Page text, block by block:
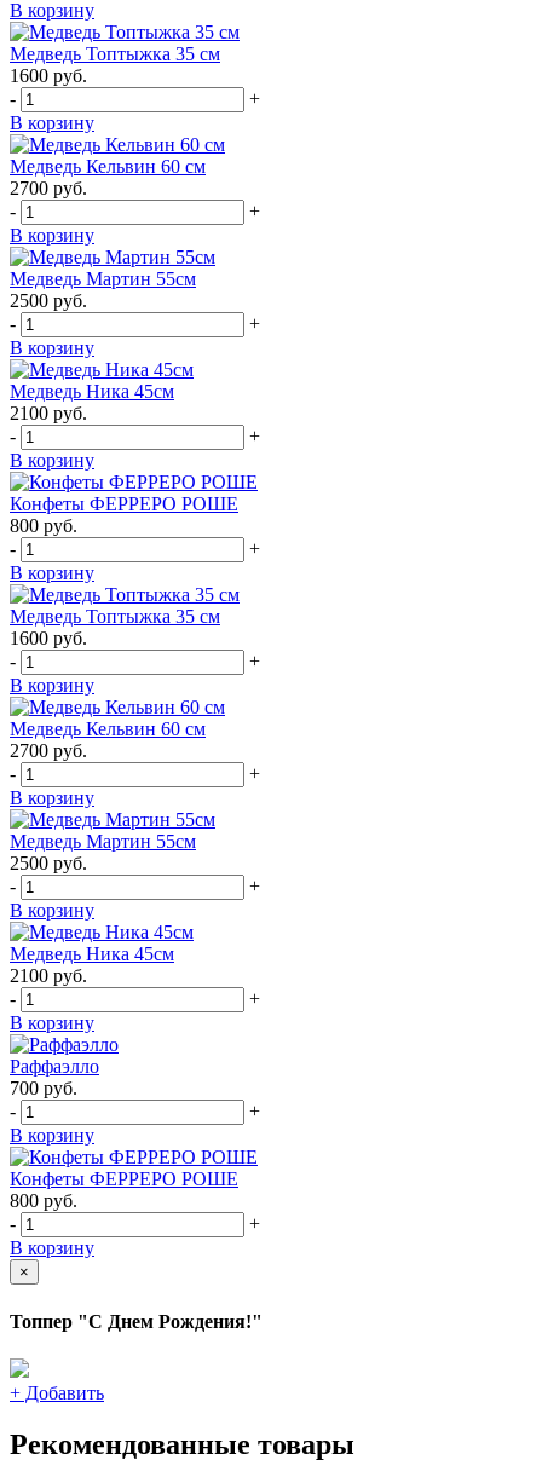
В корзину
Медведь Топтыжка 35 см
1600 руб.
-
+
В корзину
Медведь Кельвин 60 см
2700 руб.
-
+
В корзину
Медведь Мартин 55см
2500 руб.
-
+
В корзину
Медведь Ника 45см
2100 руб.
-
+
В корзину
Конфеты ФЕРРЕРО РОШЕ
800 руб.
-
+
В корзину
Медведь Топтыжка 35 см
1600 руб.
-
+
В корзину
Медведь Кельвин 60 см
2700 руб.
-
+
В корзину
Медведь Мартин 55см
2500 руб.
-
+
В корзину
Медведь Ника 45см
2100 руб.
-
+
В корзину
Раффаэлло
700 руб.
-
+
В корзину
Конфеты ФЕРРЕРО РОШЕ
800 руб.
-
+
В корзину
×
Топпер "С Днем Рождения!"
+ Добавить
Рекомендованные товары